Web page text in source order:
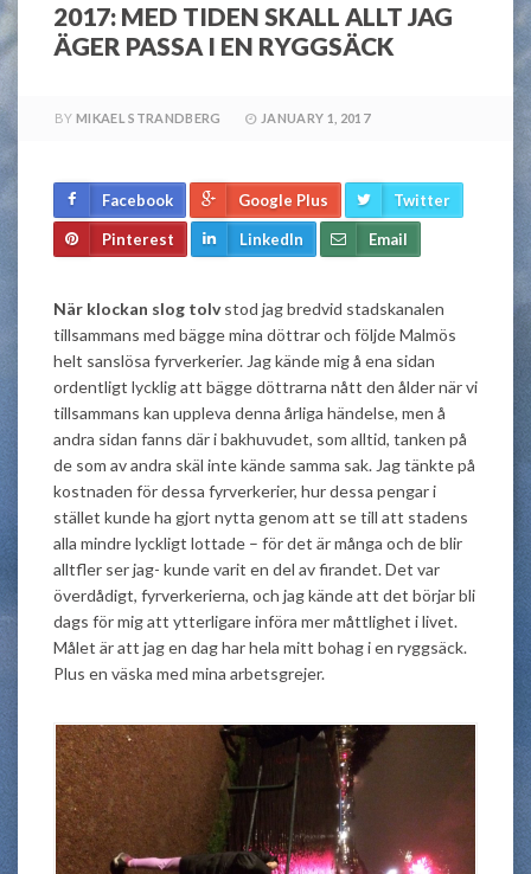
2017: MED TIDEN SKALL ALLT JAG
ÄGER PASSA I EN RYGGSÄCK
BY MIKAEL STRANDBERG JANUARY 1, 2017
Facebook Google Plus Twitter
Pinterest LinkedIn Email
När klockan slog tolvstod jag bredvid stadskanalen
tillsammans med bägge mina döttrar och följde Malmös
helt sanslösa fyrverkerier. Jag kände mig å ena sidan
ordentligt lycklig att bägge döttrarna nått den ålder när vi
tillsammans kan uppleva denna årliga händelse, men å
andra sidan fanns där i bakhuvudet, som alltid, tanken på
de som av andra skäl inte kände samma sak. Jag tänkte på
kostnaden för dessa fyrverkerier, hur dessa pengar i
stället kunde ha gjort nytta genom att se till att stadens
alla mindre lyckligt lottade – för det är många och de blir
alltfler ser jag- kunde varit en del av firandet. Det var
överdådigt, fyrverkerierna, och jag kände att det börjar bli
dags för mig att ytterligare införa mer måttlighet i livet.
Målet är att jag en dag har hela mitt bohag i en ryggsäck.
Plus en väska med mina arbetsgrejer.